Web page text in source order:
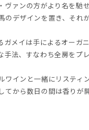
ヴァンの方がより名を馳
のデザインを置き、それ
メイは手によるオーガ
手法、すなわち全房をプ
ワインと一緒にリスティ
てから数日の間は香りが